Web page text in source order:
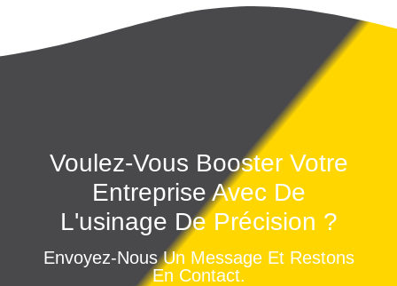
Voulez-Vous Booster Votre
Entreprise Avec De
L'usinage De Précision ?
Envoyez-Nous Un Message Et Restons
En Contact.